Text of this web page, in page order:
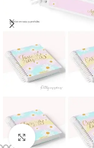
Click to enlarge